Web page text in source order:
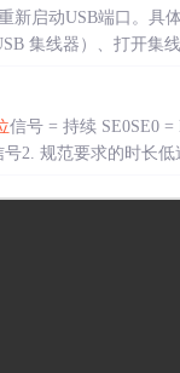
新启动USB端口。具
集线器）、打开集
信号 = 持续 SE0SE0
2. 规范要求的时长